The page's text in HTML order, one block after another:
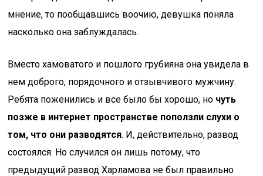
мнение, то пообщавшись воочию, девушка поняла
насколько она заблуждалась.
Вместо хамоватого и пошлого грубияна она увидела в
нем доброго, порядочного и отзывчивого мужчину.
Ребята поженились и все было бы хорошо, но чуть
позже в интернет пространстве поползли слухи о
том, что они разводятся. И, действительно, развод
состоялся. Но случился он лишь потому, что
предыдущий развод Харламова не был правильно